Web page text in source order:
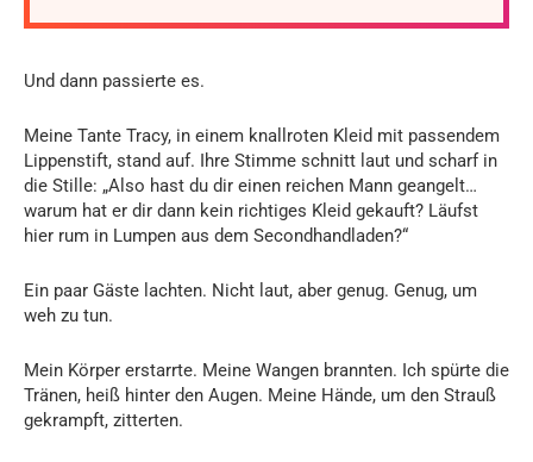
Und dann passierte es.
Meine Tante Tracy, in einem knallroten Kleid mit passendem
Lippenstift, stand auf. Ihre Stimme schnitt laut und scharf in
die Stille: „Also hast du dir einen reichen Mann geangelt…
warum hat er dir dann kein richtiges Kleid gekauft? Läufst
hier rum in Lumpen aus dem Secondhandladen?“
Ein paar Gäste lachten. Nicht laut, aber genug. Genug, um
weh zu tun.
Mein Körper erstarrte. Meine Wangen brannten. Ich spürte die
Tränen, heiß hinter den Augen. Meine Hände, um den Strauß
gekrampft, zitterten.